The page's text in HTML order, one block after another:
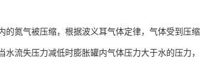
氮气被压缩，根据波义耳气体定律，气体受到压
流失压力减低时膨胀罐内气体压力大于水的压力